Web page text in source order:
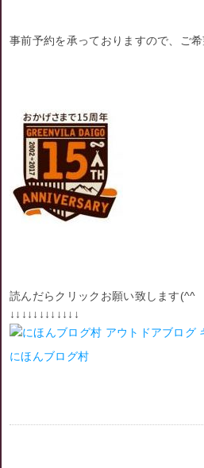
事前予約を承っておりますので、ご希
読んだらクリックお願い致します(^^ゞ
↓↓↓↓↓↓↓↓↓↓↓↓
にほんブログ村